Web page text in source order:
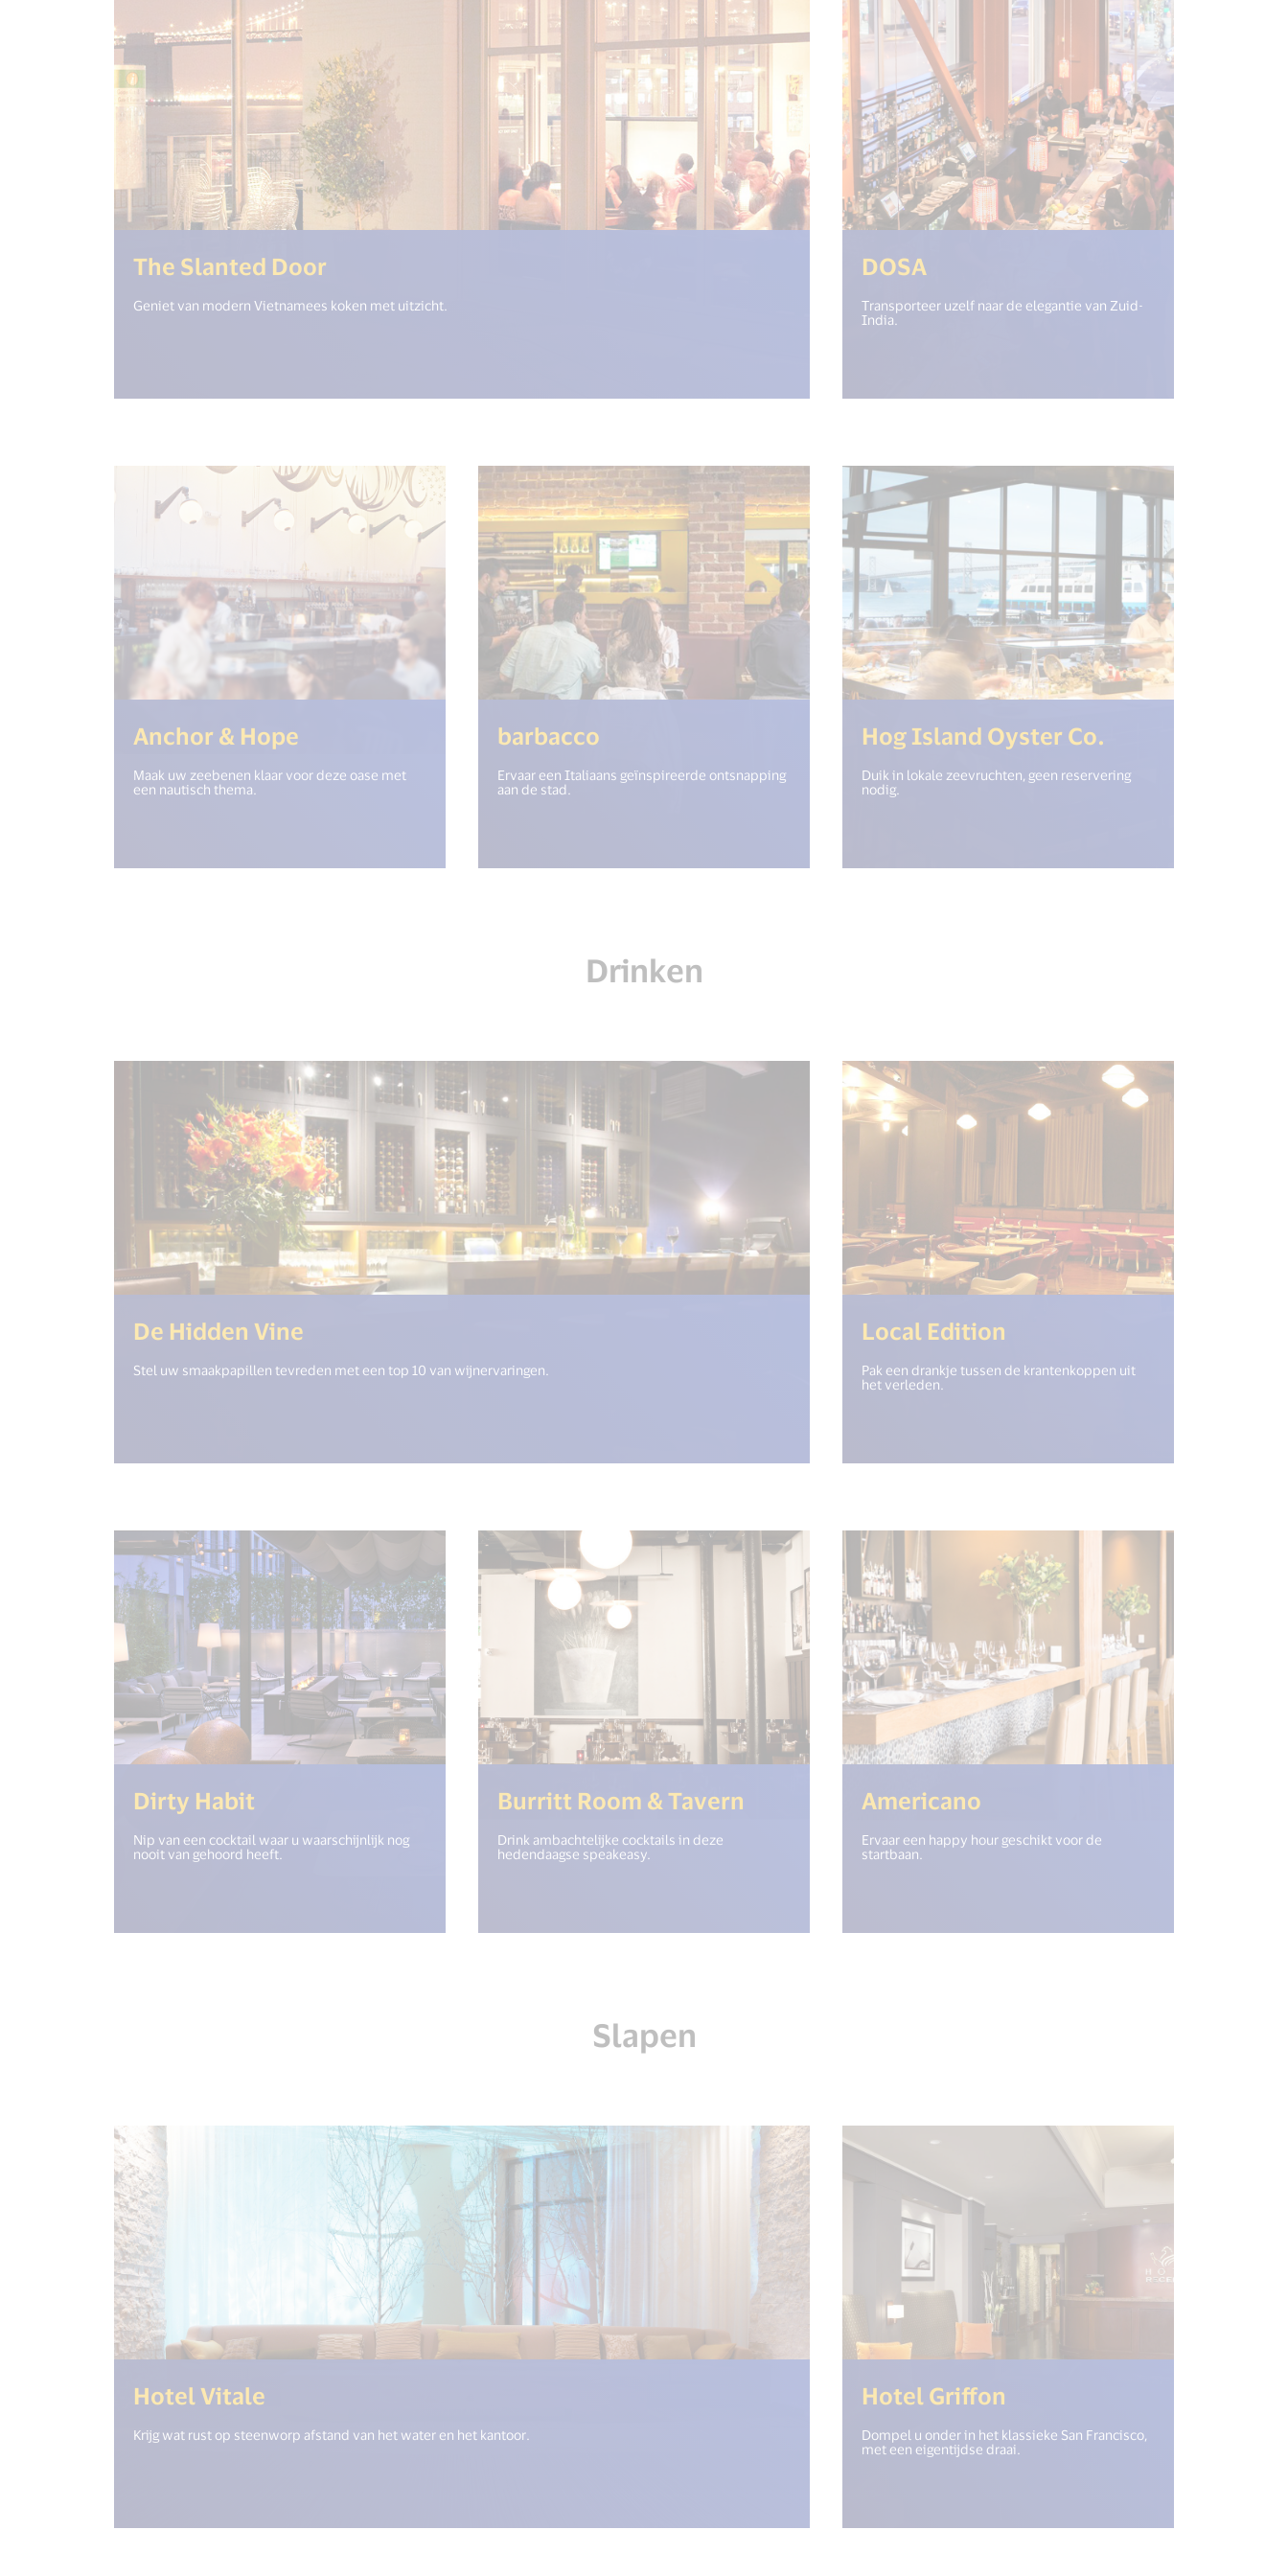
The Slanted Door
Geniet van modern Vietnamees koken met uitzicht.
DOSA
Transporteer uzelf naar de elegantie van Zuid-
India.
Anchor & Hope (<%= i18n.get("open_new_window") %>)
Maak uw zeebenen klaar voor deze oase met
een nautisch thema.
barbacco (<%= i18n.get("open_new_window") %>)
Ervaar een Italiaans geïnspireerde ontsnapping
aan de stad.
Hog Island Oyster Co.
Duik in lokale zeevruchten, geen reservering
nodig.
Drinken
De Hidden Vine
Stel uw smaakpapillen tevreden met een top 10 van wijnervaringen.
Local Edition
Pak een drankje tussen de krantenkoppen uit
het verleden.
Dirty Habit (<%= i18n.get("open_new_window") %>)
Nip van een cocktail waar u waarschijnlijk nog
nooit van gehoord heeft.
Burritt Room & Tavern (<%= i18n.get("open_new_window") %>)
Drink ambachtelijke cocktails in deze
hedendaagse speakeasy.
Americano
Ervaar een happy hour geschikt voor de
startbaan.
Slapen
Hotel Vitale
Krijg wat rust op steenworp afstand van het water en het kantoor.
Hotel Griffon
Dompel u onder in het klassieke San Francisco,
met een eigentijdse draai.